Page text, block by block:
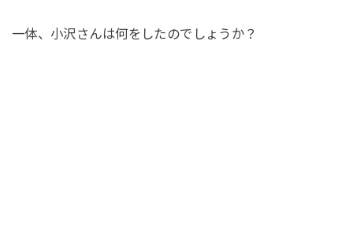
一体、小沢さんは何をしたのでしょうか？